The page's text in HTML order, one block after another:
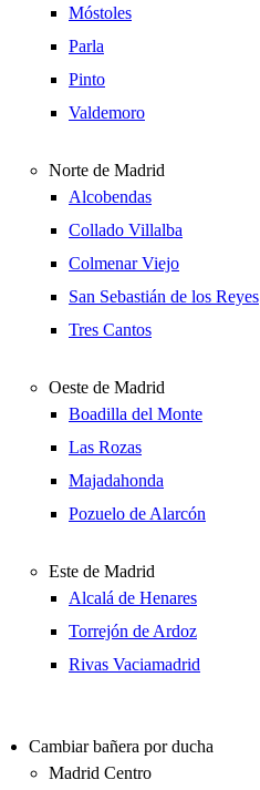
Móstoles
Parla
Pinto
Valdemoro
Norte de Madrid
Alcobendas
Collado Villalba
Colmenar Viejo
San Sebastián de los Reyes
Tres Cantos
Oeste de Madrid
Boadilla del Monte
Las Rozas
Majadahonda
Pozuelo de Alarcón
Este de Madrid
Alcalá de Henares
Torrejón de Ardoz
Rivas Vaciamadrid
Cambiar bañera por ducha
Madrid Centro